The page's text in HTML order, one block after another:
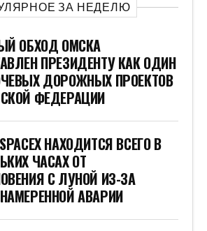
ЗА НЕДЕЛЮ
ОБХОД ОМСКА
ПРЕЗИДЕНТУ КАК ОДИН
ДОРОЖНЫХ ПРОЕКТОВ
ФЕДЕРАЦИИ
НАХОДИТСЯ ВСЕГО В
ЧАСАХ ОТ
С ЛУНОЙ ИЗ-ЗА
АВАРИИ